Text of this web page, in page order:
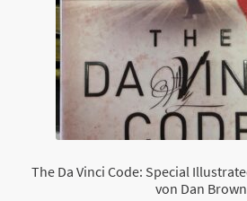
The Da Vinci Code: Special
von Dan Brown